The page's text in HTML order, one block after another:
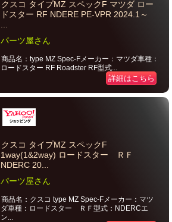
クスコ タイプMZ スペックF マツダ ロー
ドスター RF NDERE PE-VPR 2024.1～
パーツ屋さん
商品名：type MZ Spec-Fメーカー：マツダ車種：
ロードスター RF Roadster RF型式...
詳細はこちら
クスコ タイプMZ スペックF
1way(1&2way) ロードスター ＲＦ
NDERC 20...
パーツ屋さん
商品名：クスコ type MZ Spec-Fメーカー：マツ
ダ車種：ロードスター ＲＦ型式：NDERCエ
ン...